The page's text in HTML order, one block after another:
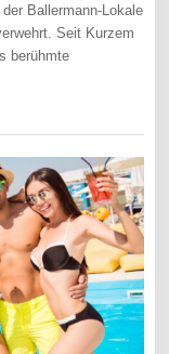
Ballermann-Lokale
Seit Kurzem
berühmte